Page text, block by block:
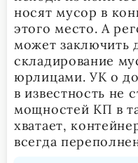
носят мусор в
этого место. А
может заключить
складирование
юрлицами. УК о
в известность не
мощностей КП в
хватает,
всегда